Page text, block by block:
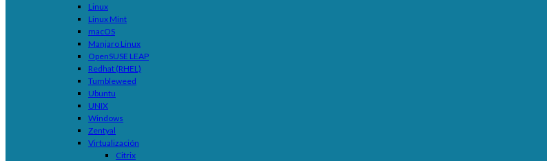
Linux
Linux Mint
macOS
Manjaro Linux
OpenSUSE LEAP
Redhat (RHEL)
Tumbleweed
Ubuntu
UNIX
Windows
Zentyal
Virtualización
Citrix